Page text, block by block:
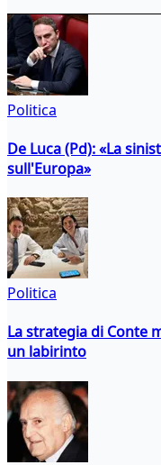
Politica
De Luca (Pd): «La
sull'Europa»
Politica
La strategia di Conte
un labirinto